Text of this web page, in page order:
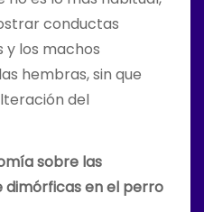
conductas
los machos
hembras, sin que
del
sobre las
en el perro